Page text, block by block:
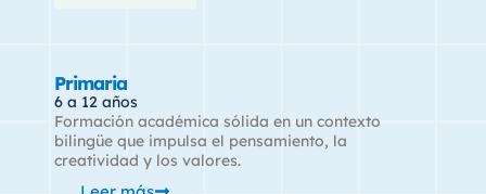
Primaria
6 a 12 años
Formación académica sólida en un contexto
bilingüe que impulsa el pensamiento, la
creatividad y los valores.